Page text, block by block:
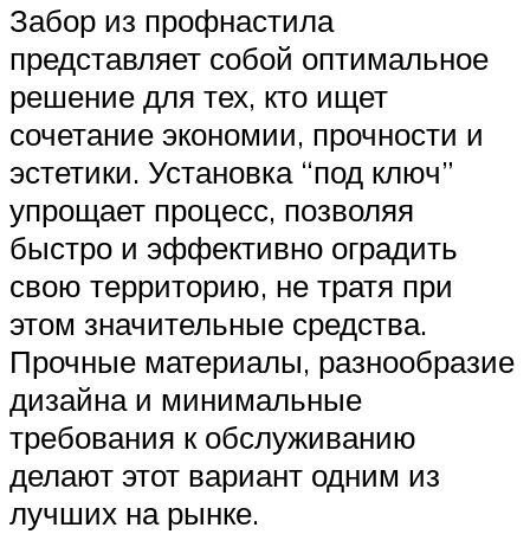
Забор из профнастила
представляет собой оптимальное
решение для тех, кто ищет
сочетание экономии, прочности и
эстетики. Установка “под ключ”
упрощает процесс, позволяя
быстро и эффективно оградить
свою территорию, не тратя при
этом значительные средства.
Прочные материалы, разнообразие
дизайна и минимальные
требования к обслуживанию
делают этот вариант одним из
лучших на рынке.